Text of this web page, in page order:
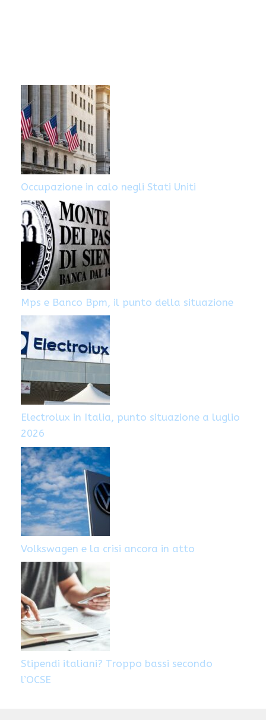
Occupazione in calo negli Stati Uniti
Mps e Banco Bpm, il punto della situazione
Electrolux in Italia, punto situazione a luglio
2026
Volkswagen e la crisi ancora in atto
Stipendi italiani? Troppo bassi secondo
l’OCSE